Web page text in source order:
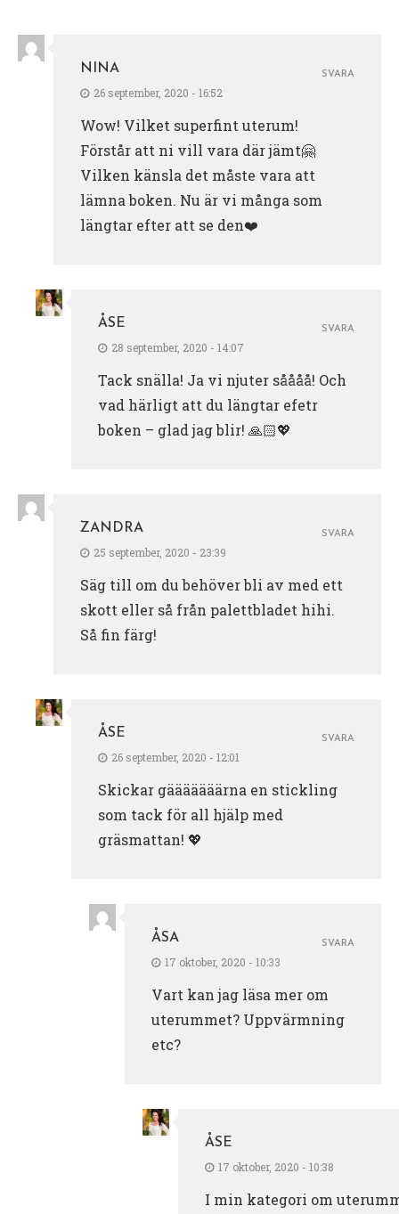
NINA
26 september, 2020 - 16:52
Wow! Vilket superfint uterum!
Förstår att ni vill vara där jämt🤗
Vilken känsla det måste vara att
lämna boken. Nu är vi många som
längtar efter att se den❤️
SVARA
ÅSE
28 september, 2020 - 14:07
Tack snälla! Ja vi njuter såååå! Och
vad härligt att du längtar efetr
boken – glad jag blir! 🙏🏻💖
SVARA
ZANDRA
25 september, 2020 - 23:39
Säg till om du behöver bli av med ett
skott eller så från palettbladet hihi.
Så fin färg!
SVARA
ÅSE
26 september, 2020 - 12:01
Skickar gääääääärna en stickling
som tack för all hjälp med
gräsmattan! 💖
SVARA
ÅSA
17 oktober, 2020 - 10:33
Vart kan jag läsa mer om
uterummet? Uppvärmning
etc?
SVARA
ÅSE
17 oktober, 2020 - 10:38
I min kategori om